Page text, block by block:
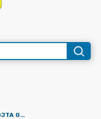
ZARZĄDZENIE NR 17/OW/2025 WÓJTA GMINY LUBAŃ Z DNIA 28 STYCZNIA 2025 R. W SPRAWIE WYZNACZENIA NA TERENIE GMINY LUBAŃ MIEJSC PRZEZNACZONYCH NA BEZPŁATNE UMIESZCZANIE URZĘDOWYCH OBWIESZCZEŃ I PLAKATÓW WSZYSTKICH KOMITETÓW WYBORCZYCH ORAZ PODANIA WYKAZU TYCH MIEJSC DO PUBLICZNEJ WIADOMOŚCI